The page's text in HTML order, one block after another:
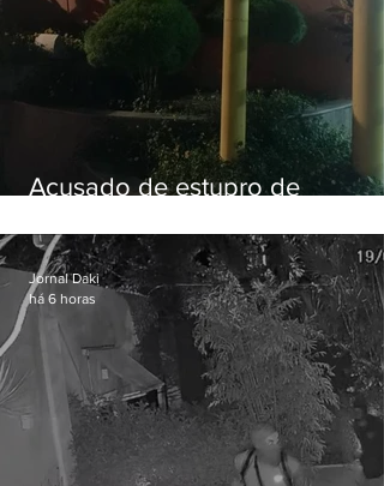
Acusado de estupro de
Jornal Daki
há 6 horas